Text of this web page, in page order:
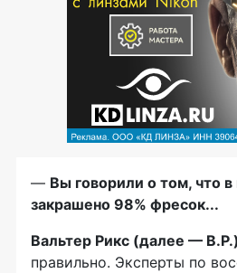
— Вы говорили о том, что
закрашено 98% фресок...
Вальтер Рикс (далее — В.Р.
правильно. Эксперты по